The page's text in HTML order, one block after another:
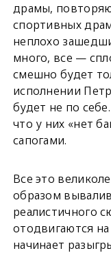
драмы,
спортивных
неплохо
много, все —
смешно будет
исполнении
будет не по
что у них «нет
сапогами.
Все это
образом
реалистичного
отодвигаются
начинает